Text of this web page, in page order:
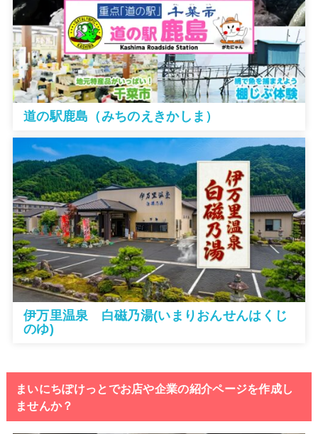
道の駅鹿島（みちのえきかしま）
伊万里温泉 白磁乃湯(いまりおんせんはくじ
のゆ)
まいにちぽけっとでお店や企業の紹介ページを作成し
ませんか？